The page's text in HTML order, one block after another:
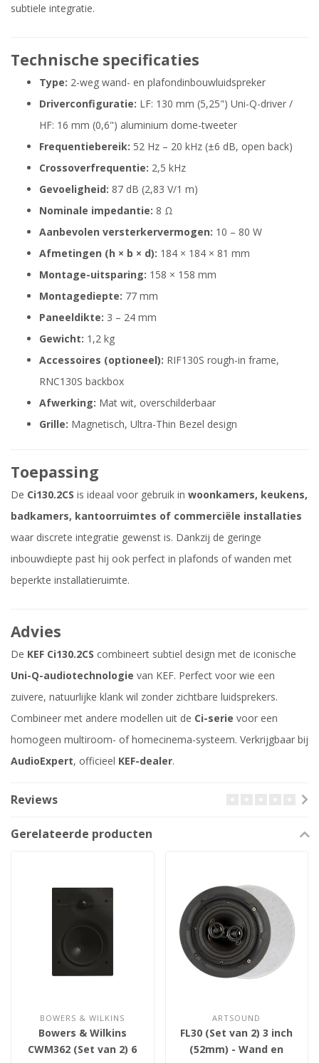
subtiele integratie.
Technische specificaties
Type: 2-weg wand- en plafondinbouwluidspreker
Driverconfiguratie: LF: 130 mm (5,25") Uni-Q-driver /
HF: 16 mm (0,6") aluminium dome-tweeter
Frequentiebereik: 52 Hz – 20 kHz (±6 dB, open back)
Crossoverfrequentie: 2,5 kHz
Gevoeligheid: 87 dB (2,83 V/1 m)
Nominale impedantie: 8 Ω
Aanbevolen versterkervermogen: 10 – 80 W
Afmetingen (h × b × d): 184 × 184 × 81 mm
Montage-uitsparing: 158 × 158 mm
Montagediepte: 77 mm
Paneeldikte: 3 – 24 mm
Gewicht: 1,2 kg
Accessoires (optioneel): RIF130S rough-in frame,
RNC130S backbox
Afwerking: Mat wit, overschilderbaar
Grille: Magnetisch, Ultra-Thin Bezel design
Toepassing
De Ci130.2CS is ideaal voor gebruik in woonkamers, keukens,
badkamers, kantoorruimtes of commerciële installaties
waar discrete integratie gewenst is. Dankzij de geringe
inbouwdiepte past hij ook perfect in plafonds of wanden met
beperkte installatieruimte.
Advies
De KEF Ci130.2CS combineert subtiel design met de iconische
Uni-Q-audiotechnologie van KEF. Perfect voor wie een
zuivere, natuurlijke klank wil zonder zichtbare luidsprekers.
Combineer met andere modellen uit de Ci-serie voor een
homogeen multiroom- of homecinema-systeem. Verkrijgbaar bij
AudioExpert, officieel KEF-dealer.
Reviews
Gerelateerde producten
BOWERS & WILKINS
Bowers & Wilkins
CWM362 (Set van 2) 6
ARTSOUND
FL30 (Set van 2) 3 inch
(52mm) - Wand en